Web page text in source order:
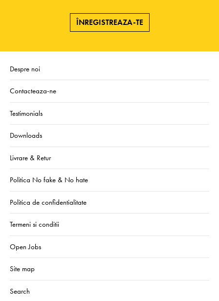
ÎNREGISTREAZA-TE
Despre noi
Contacteaza-ne
Testimonials
Downloads
Livrare & Retur
Politica No fake & No hate
Politica de confidentialitate
Termeni si conditii
Open Jobs
Site map
Search